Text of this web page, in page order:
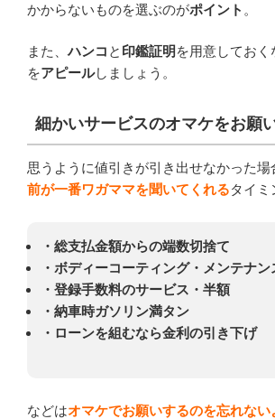
かからないものを選ぶのがポイント 。
また、ハンコ と 印鑑証明 を用意しておく
をアピールしましょう。
細かいサービスのオマケをお願
思うように値引きが引き出せなかった場
前が一番ワガママを聞いてくれるタイミ
・総支払金額からの端数切捨て
・ボディーコーティング・メンテナン
・登録手数料のサービス・半額
・納車時ガソリン満タン
・ローンを組むなら金利の引き下げ
などはオマケでお願いするのを忘れない